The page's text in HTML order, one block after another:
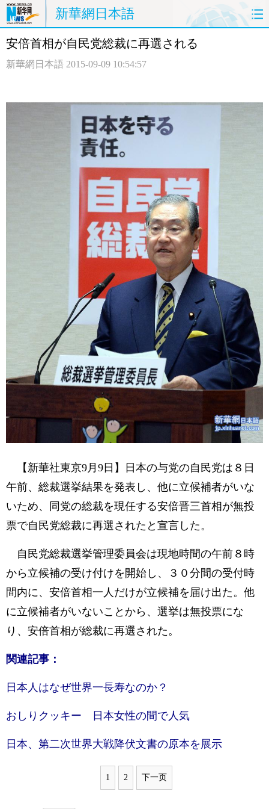
新華網日本語
ホームページ 政治
観光 評論 写真
安倍首相が自民党総裁に再選される
新華網日本語 2015-09-09 10:54:57
【新華社東京9月9日】日本の与党の自民党は８日
午前、総裁選挙結果を発表し、他に立候補者がいな
いため、同党の総裁を現任する安倍晋三首相が無投
票で自民党総裁に再選されたと宣言した。
自民党総裁選挙管理委員会は現地時間の午前８時
から立候補の受け付けを開始し、３０分間の受付時
間内に、安倍首相一人だけが立候補を届け出た。他
に立候補者がいないことから、選挙は無投票にな
り、安倍首相が総裁に再選された。
関連記事：
日本人はなぜ世界一長寿なのか？
おしりクッキー 日本女性の間で人気
日本、第二次世界大戦降伏文書の原本を展示
1 2 下一页